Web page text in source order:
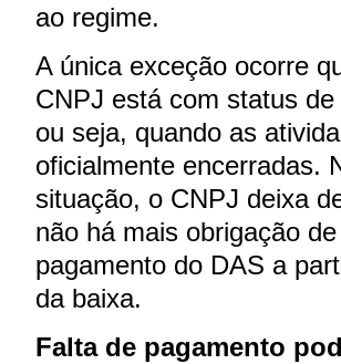
ao regime.
A única exceção ocorre
CNPJ está com status de
ou seja, quando as
oficialmente encerradas.
situação, o CNPJ deixa
não há mais obrigação de
pagamento do DAS a
da baixa.
Falta de pagamento